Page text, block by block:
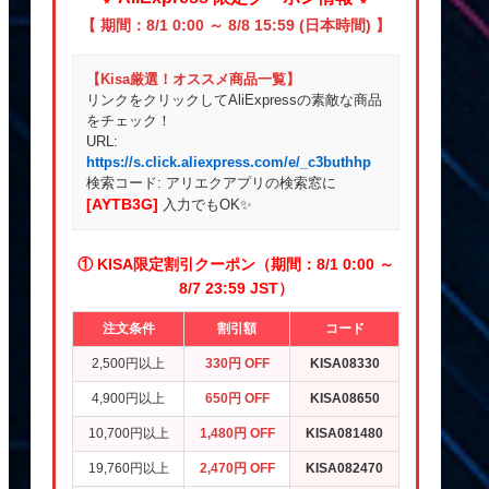
【 期間：8/1 0:00 ～ 8/8 15:59 (日本時間) 】
【Kisa厳選！オススメ商品一覧】
リンクをクリックしてAliExpressの素敵な商品
をチェック！
URL:
https://s.click.aliexpress.com/e/_c3buthhp
検索コード: アリエクアプリの検索窓に
[AYTB3G] 入力でもOK✨
① KISA限定割引クーポン（期間：8/1 0:00 ～
8/7 23:59 JST）
注文条件 割引額 コード
2,500円以上 330円 OFF KISA08330
4,900円以上 650円 OFF KISA08650
10,700円以上 1,480円 OFF KISA081480
19,760円以上 2,470円 OFF KISA082470